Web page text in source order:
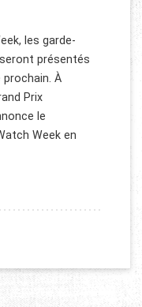
les garde-
présentés
À
Prix
le
Week en